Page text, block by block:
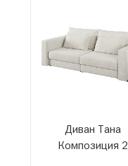
Диван Тана
Композиция 2